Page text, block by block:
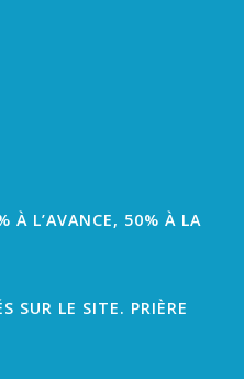
À L’AVANCE, 50% À LA
SUR LE SITE. PRIÈRE